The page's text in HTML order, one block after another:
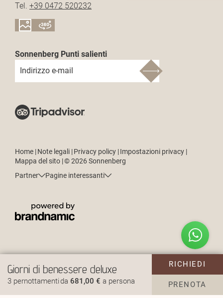
Giorni di benessere deluxe
3 pernottamentida 681,00 € a persona
RICHIEDI
PRENOTA
Tel. +39 0472 520232
Sonnenberg Punti salienti
Indirizzo e-mail
Home |Note legali |Privacy policy |Impostazioni privacy |
Mappa del sito |© 2026 Sonnenberg
Partner
Pagine interessanti